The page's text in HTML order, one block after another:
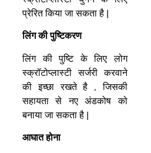
प्रेरित किया जा सकता है |
लिंग की पुष्टिकरण
लिंग की पुष्टि के लिए लोग
स्क्रॉटोप्लास्टी सर्जरी करवाने
की इच्छा रखते है , जिसकी
सहायता से नए अंडकोष को
बनाया जा सकता है |
आघात होना